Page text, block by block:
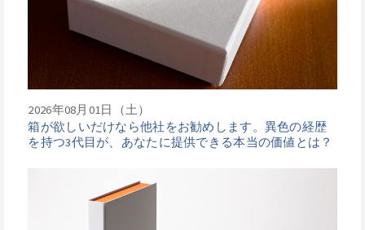
2026年08月01日（土）
箱が欲しいだけなら他社をお勧めします。異色の経歴
を持つ3代目が、あなたに提供できる本当の価値とは？